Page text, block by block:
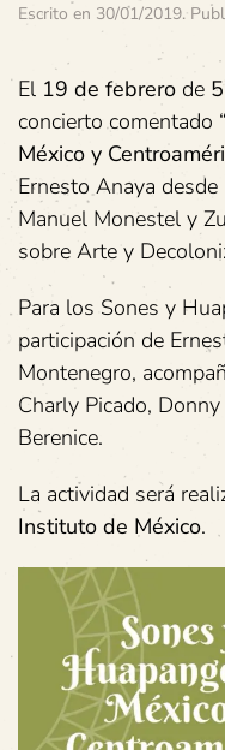
Escrito en 30/01/2019.
El 19 de febrero de
concierto comentado “
México y
Ernesto Anaya
Manuel Monestel y
sobre Arte y
Para los Sones y
participación de
Montenegro,
Charly Picado,
Berenice.
La actividad será
Instituto de México.